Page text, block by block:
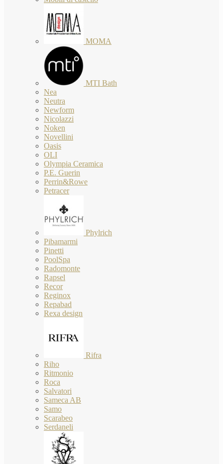
MOMA
MTI Bath
Nea
Neutra
Newform
Nicolazzi
Noken
Novellini
Oasis
OLI
Olympia Ceramica
P.E. Guerin
Perrin&Rowe
Petracer
Phylrich
Pibamarmi
Pinetti
PoolSpa
Radomonte
Rapsel
Recor
Reginox
Repabad
Rexa design
Rifra
Riho
Ritmonio
Roca
Salvatori
Sameca AB
Samo
Scarabeo
Serdaneli